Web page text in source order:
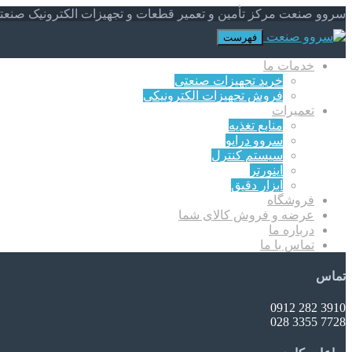
سروو صنعت مرکز تأمین و تعمیر قطعات و تجهیزات الکترونیک
فهرست
خدمات ما
خرید تجهیزات صنعتی
فروش تجهیزات الکترونیکی
تعمیرات
منابع تغذیه
سروو درایو
سیستم کنترل
اینورتر
ابزار دقیق
فروشگاه
عرضه و فروش کالای شما
درباره ما
تماس با ما
تماس
3910 282 0912
7728 3355 028